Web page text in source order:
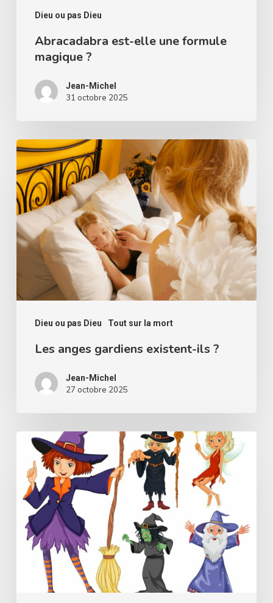
Dieu ou pas Dieu
Abracadabra est-elle une formule
magique ?
Jean-Michel
31 octobre 2025
Dieu ou pas Dieu Tout sur la mort
Les
anges
gardiens
existent-
ils
?
Les anges gardiens existent-ils ?
Jean-Michel
27 octobre 2025
des
bonnes
mauvaises
sorcières